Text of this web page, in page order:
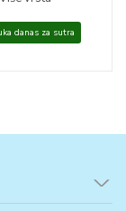
danas za sutra